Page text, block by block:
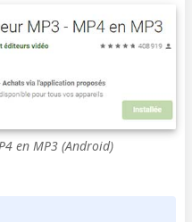
en MP3 (Android)